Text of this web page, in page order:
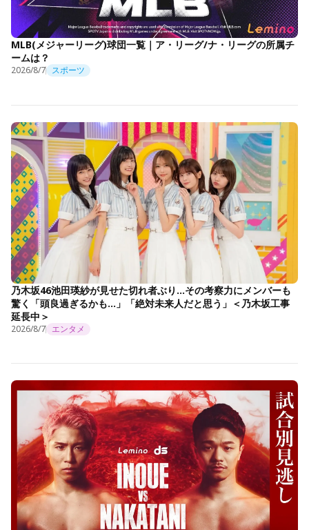
MLB(メジャーリーグ)球団一覧｜ア・リーグ/ナ・リーグの所属チ
ームは？
2026/8/7 スポーツ
乃木坂46池田瑛紗が見せた切れ者ぶり…その考察力にメンバーも
驚く「頭良過ぎるかも…」「絶対未来人だと思う」＜乃木坂工事
延長中＞
2026/8/7 エンタメ